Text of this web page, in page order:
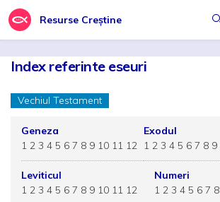
Resurse Creștine
Index referinte eseuri
Vechiul Testament
Geneza
1 2 3 4 5 6 7 8 9 10 11 12
Exodul
1 2 3 4 5 6 7 8 9
Leviticul
1 2 3 4 5 6 7 8 9 10 11 12
Numeri
1 2 3 4 5 6 7 8